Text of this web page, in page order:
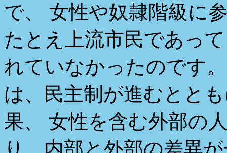
で、 女性や奴隷階級に
たとえ上流市民であっ
れていなかったのです
は、民主制が進むとと
果、 女性を含む外部の
り、内部と外部の差異